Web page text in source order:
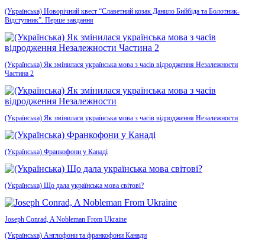
(Українська) Новорічний квест “Славетний козак Данило Бийбіда та Болотник-
Відступник”. Перше завдання
(Українська) Як змінилася українська мова з часів відродження Незалежности
Частина 2
(Українська) Як змінилася українська мова з часів відродження Незалежности
(Українська) Франкофони у Канаді
(Українська) Що дала українська мова світові?
Joseph Conrad, A Nobleman From Ukraine
(Українська) Англофони та франкофони Канади